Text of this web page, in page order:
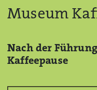
Museum
Nach der
Kaffeepause